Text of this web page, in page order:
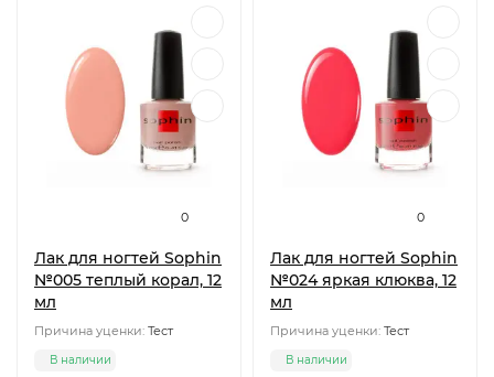
0
Лак для ногтей Sophin
№005 теплый корал, 12
мл
Причина уценки: Тест
В наличии
0
Лак для ногтей Sophin
№024 яркая клюква, 12
мл
Причина уценки: Тест
В наличии